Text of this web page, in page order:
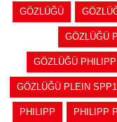
GÖZLÜĞÜ
GÖZLÜĞÜ
GÖZLÜĞÜ
GÖZLÜĞÜ PLEIN
PHILIPP PHILIPP